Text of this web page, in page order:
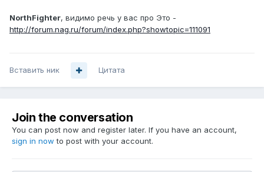
NorthFighter, видимо речь у вас про Это -
http://forum.nag.ru/forum/index.php?showtopic=111091
Вставить ник Цитата
Join the conversation
You can post now and register later. If you have an account,
sign in now to post with your account.